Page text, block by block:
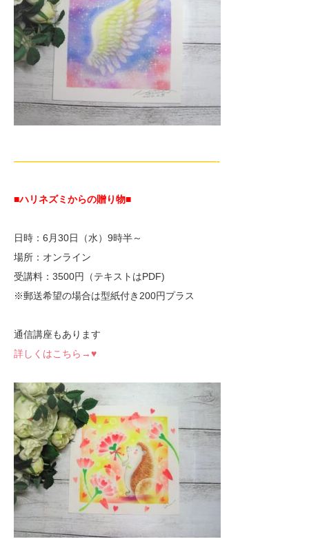
—————————————————————-
■ハリネズミからの贈り物■
日時：6月30日（水）9時半～
場所：オンライン
受講料：3500円（テキストはPDF)
※郵送希望の場合は型紙付き200円プラス
通信講座もあります
詳しくはこちら→♥